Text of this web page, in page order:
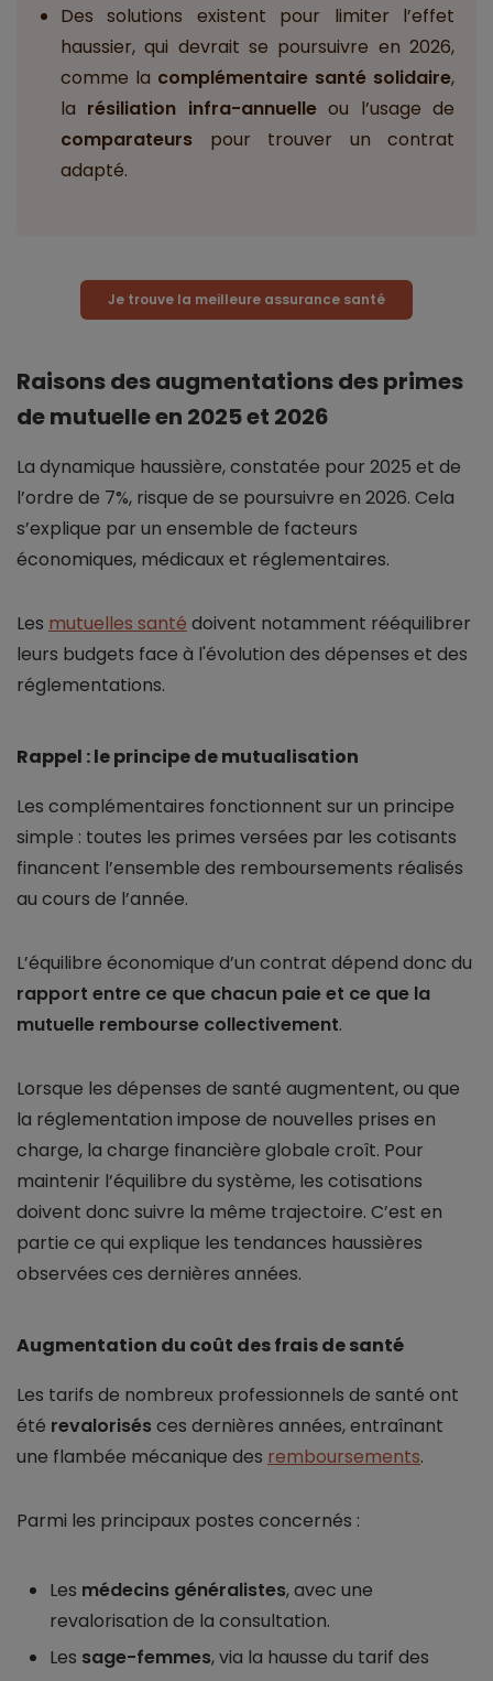
Des solutions existent pour limiter l’effet
haussier, qui devrait se poursuivre en 2026,
comme la complémentaire santé solidaire,
la résiliation infra-annuelleou l’usage de
comparateurs pour trouver un contrat
adapté.
Je trouve la meilleure assurance santé
Raisons des augmentations des primes
de mutuelle en 2025 et 2026
La dynamique haussière, constatée pour 2025 et de
l’ordre de 7%, risque de se poursuivre en 2026. Cela
s’explique par un ensemble de facteurs
économiques, médicaux et réglementaires.
Les mutuelles santé doivent notamment rééquilibrer
leurs budgets face à l'évolution des dépenses et des
réglementations.
Rappel : le principe de mutualisation
Les complémentaires fonctionnent sur un principe
simple : toutes les primes versées par les cotisants
financent l’ensemble des remboursements réalisés
au cours de l’année.
L’équilibre économique d’un contrat dépend donc du
rapport entre ce que chacun paie et ce que la
mutuelle rembourse collectivement.
Lorsque les dépenses de santé augmentent, ou que
la réglementation impose de nouvelles prises en
charge, la charge financière globale croît. Pour
maintenir l’équilibre du système, les cotisations
doivent donc suivre la même trajectoire. C’est en
partie ce qui explique les tendances haussières
observées ces dernières années.
Augmentation du coût des frais de santé
Les tarifs de nombreux professionnels de santé ont
été revalorisésces dernières années, entraînant
une flambée mécanique des remboursements.
Parmi les principaux postes concernés :
Les médecins généralistes, avec une
revalorisation de la consultation.
Les sage-femmes, via la hausse du tarif des